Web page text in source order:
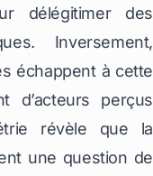
délégitimer des
Inversement,
échappent à cette
d’acteurs perçus
révèle que la
une question de